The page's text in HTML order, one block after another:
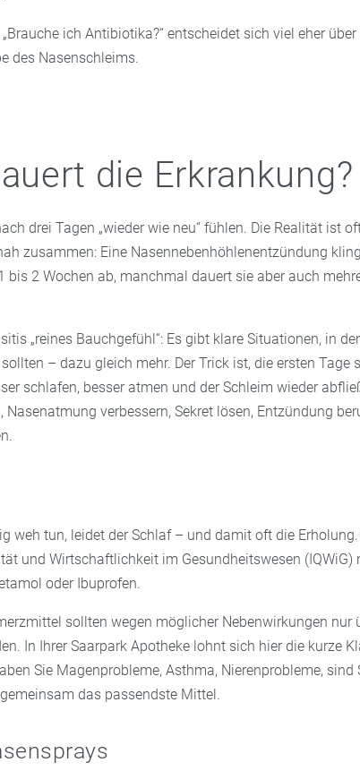
ich Antibiotika?“ entscheidet sich viel eher
des Nasenschleims.
die Erkrankung?
drei Tagen „wieder wie neu“ fühlen. Die Realität ist
zusammen: Eine Nasennebenhöhlenentzündung
bis 2 Wochen ab, manchmal dauert sie aber auch
„reines Bauchgefühl“: Es gibt klare Situationen, in
– dazu gleich mehr. Der Trick ist, die ersten Tage
schlafen, besser atmen und der Schleim wieder
Nasenatmung verbessern, Sekret lösen, Entzündung
weh tun, leidet der Schlaf – und damit oft die
und Wirtschaftlichkeit im Gesundheitswesen (IQWiG)
oder Ibuprofen.
sollten wegen möglicher Nebenwirkungen nur
In Ihrer Saarpark Apotheke lohnt sich hier die kurze
Sie Magenprobleme, Asthma, Nierenprobleme, sind
das passendste Mittel.